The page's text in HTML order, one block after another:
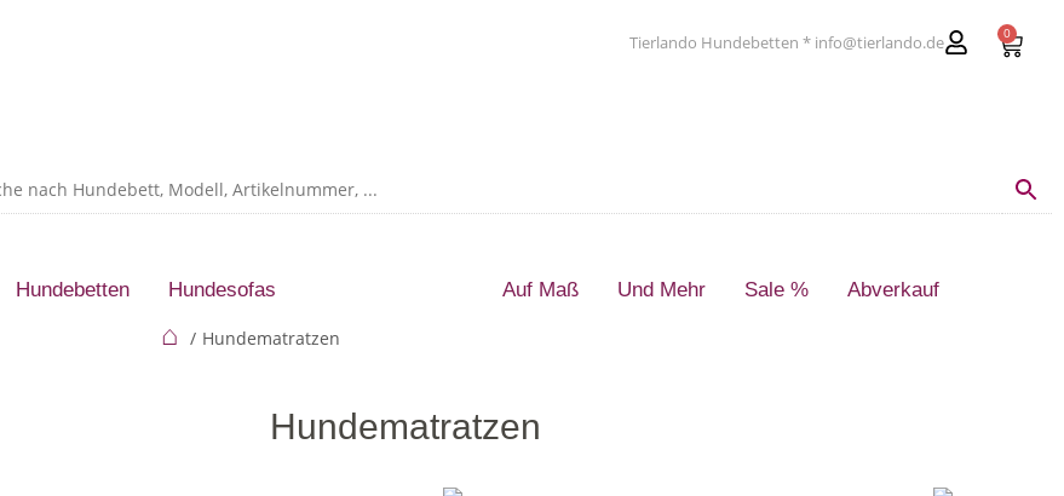
Tierlando Hundebetten * info@tierlando.de 0
Hundebetten Hundesofas Auf Maß Und Mehr Sale % Abverkauf
⌂ Hundematratzen
Hundematratzen